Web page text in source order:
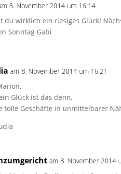
8. November 2014 um 16:14
du wirklich ein riesiges Glück!
Sonntag Gabi
am 8. November 2014 um 16:21
Glück ist das denn,
tolle Geschäfte in unmittelbarer
am 8. November 2014